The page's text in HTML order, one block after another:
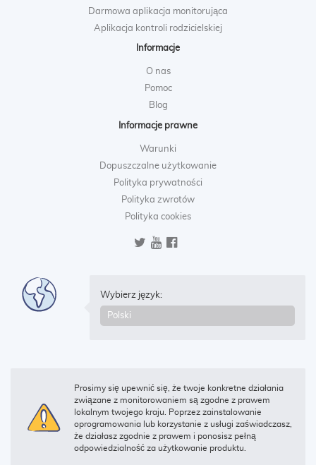
Darmowa aplikacja monitorująca
Aplikacja kontroli rodzicielskiej
Informacje
O nas
Pomoc
Blog
Informacje prawne
Warunki
Dopuszczalne użytkowanie
Polityka prywatności
Polityka zwrotów
Polityka cookies
Wybierz język:
Prosimy się upewnić się, że twoje konkretne działania
związane z monitorowaniem są zgodne z prawem
lokalnym twojego kraju. Poprzez zainstalowanie
oprogramowania lub korzystanie z usługi zaświadczasz,
że działasz zgodnie z prawem i ponosisz pełną
odpowiedzialność za użytkowanie produktu.